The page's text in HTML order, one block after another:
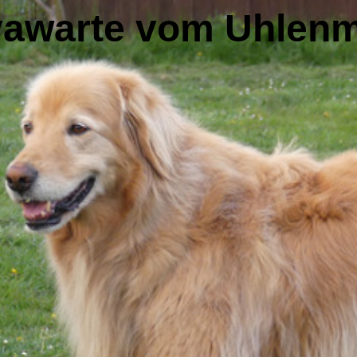
vom